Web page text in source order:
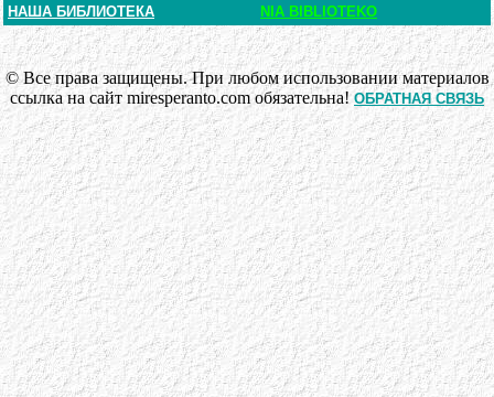
НАША БИБЛИОТЕКА
NIA BIBLIOTEKO
© Все права защищены. При любом использовании материалов
ссылка на сайт miresperanto.com обязательна!ОБРАТНАЯ СВЯЗЬ